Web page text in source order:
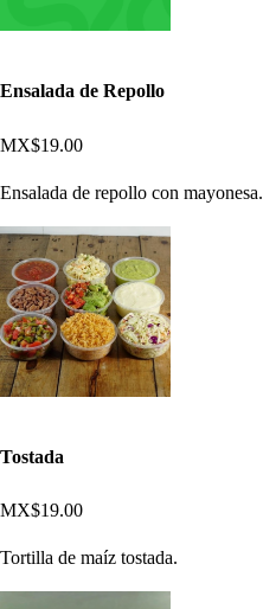
Ensalada de Repollo
MX$19.00
Ensalada de repollo con mayonesa.
Tostada
MX$19.00
Tortilla de maíz tostada.